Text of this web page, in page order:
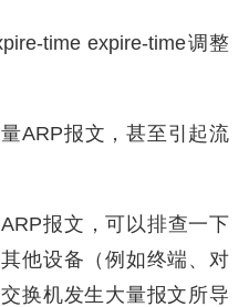
time expire-time调整
ARP报文，甚至引起流
报文，可以排查一下
他设备（例如终端、对
换机发生大量报文所导